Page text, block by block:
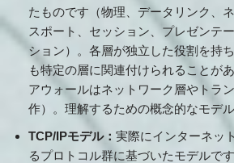
たものです（物理、データリンク、
スポート、セッション、プレゼンテ
ション）。各層が独立した役割を持
も特定の層に関連付けられることが
アウォールはネットワーク層やトラ
作）。理解するための概念的なモデ
TCP/IPモデル： 実際にインターネッ
るプロトコル群に基づいたモデルで